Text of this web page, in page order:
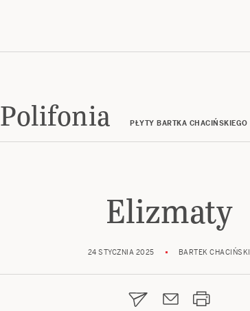
Polifonia PŁYTY BARTKA CHACIŃSKIEGO
Elizmaty
24 STYCZNIA 2025 BARTEK CHACIŃSKI